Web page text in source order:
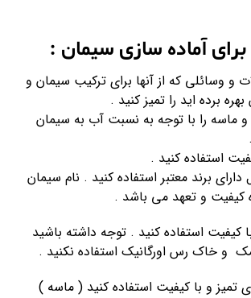
برای آماده سازی سیمان :
و وسائلی که از آنها برای ترکیب سیمان و
برده اید را تمیز کنید .
ماسه را با توجه به نسبت آب به سیمان
استفاده کنید .
برند معتبر استفاده کنید . نام سیمان
کیفیت و تعهد می باشد .
کیفیت استفاده کنید . توجه داشته باشید
و خاک رس اورگانیک استفاده نکنید .
و با کیفیت استفاده کنید ( ماسه )